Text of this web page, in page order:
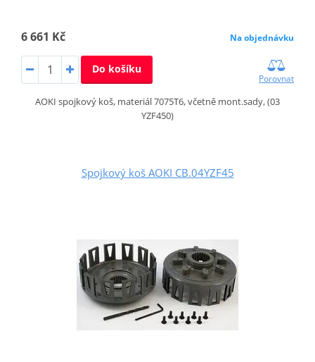
6 661 Kč Na objednávku
Do košíku
Porovnat
AOKI spojkový koš, materiál 7075T6, včetně mont.sady, (03
YZF450)
Spojkový koš AOKI CB.04YZF45